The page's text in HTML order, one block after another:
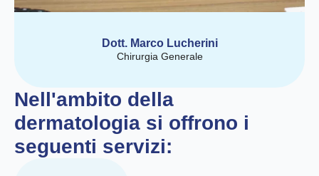
Dott. Marco Lucherini
Chirurgia Generale
Nell'ambito della
dermatologia si offrono i
seguenti servizi: